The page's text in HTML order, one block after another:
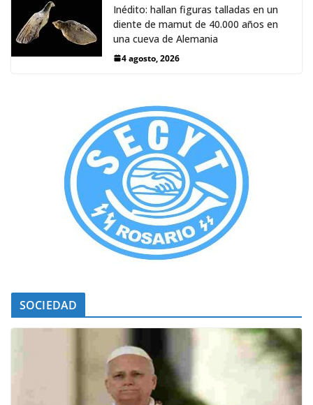
Inédito: hallan figuras talladas en un
diente de mamut de 40.000 años en
una cueva de Alemania
4 agosto, 2026
SOCIEDAD